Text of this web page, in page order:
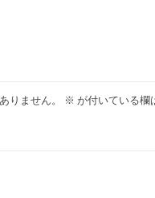
りません。 ※ が付いている欄